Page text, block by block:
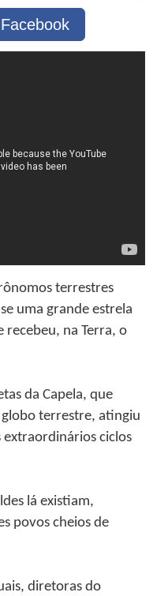
terrestres
uma grande estrela
recebeu, na Terra, o
da Capela, que
terrestre, atingiu
extraordinários ciclos
lá existiam,
povos cheios de
diretoras do